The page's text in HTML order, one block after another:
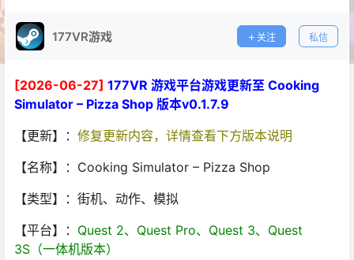
177VR游戏 关注 私信
[2026-06-27] 177VR 游戏平台游戏更新至 Cooking
Simulator – Pizza Shop 版本v0.1.7.9
【更新】： 修复更新内容，详情查看下方版本说明
【名称】：Cooking Simulator – Pizza Shop
【类型】： 街机、动作、模拟
【平台】： Quest 2、Quest Pro、Quest 3、Quest
3S（一体机版本）